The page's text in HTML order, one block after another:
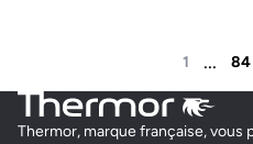
1 ... 84
Thermor, marque française, vous